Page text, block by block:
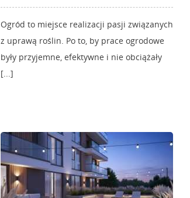
Ogród to miejsce realizacji pasji związanych
z uprawą roślin. Po to, by prace ogrodowe
były przyjemne, efektywne i nie obciążały
[...]